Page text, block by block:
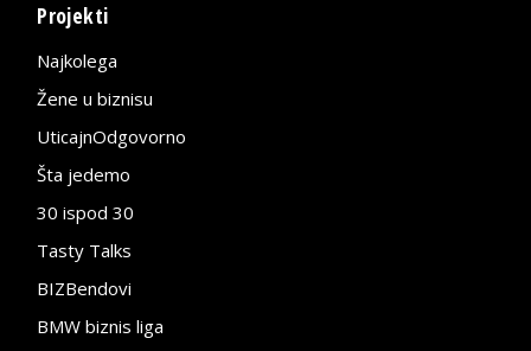
Projekti
Najkolega
Žene u biznisu
UticajnOdgovorno
Šta jedemo
30 ispod 30
Tasty Talks
BIZBendovi
BMW biznis liga